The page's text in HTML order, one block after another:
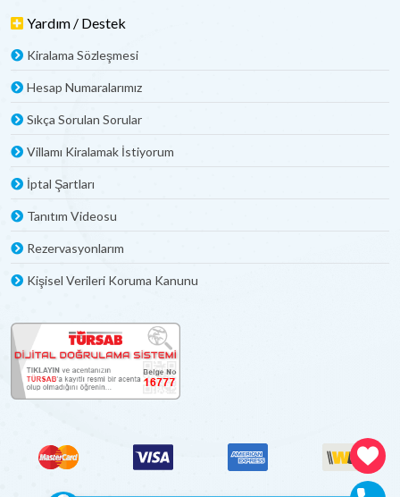
Yardım / Destek
Kiralama Sözleşmesi
Hesap Numaralarımız
Sıkça Sorulan Sorular
Villamı Kiralamak İstiyorum
İptal Şartları
Tanıtım Videosu
Rezervasyonlarım
Kişisel Verileri Koruma Kanunu